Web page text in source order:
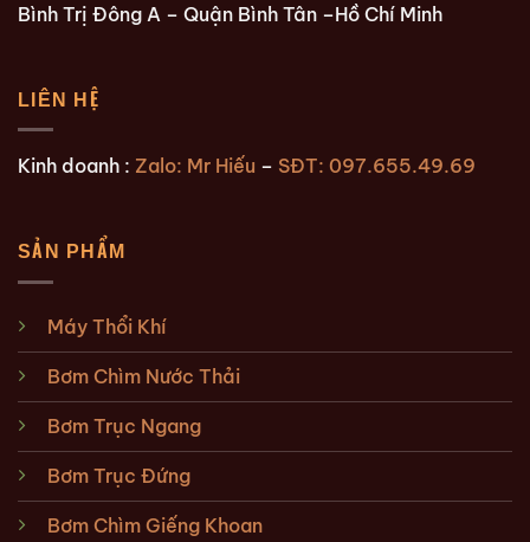
Bình Trị Đông A – Quận Bình Tân –Hồ Chí Minh
LIÊN HỆ
Kinh doanh : Zalo: Mr Hiếu – SĐT: 097.655.49.69
SẢN PHẨM
Máy Thổi Khí
Bơm Chìm Nước Thải
Bơm Trục Ngang
Bơm Trục Đứng
Bơm Chìm Giếng Khoan